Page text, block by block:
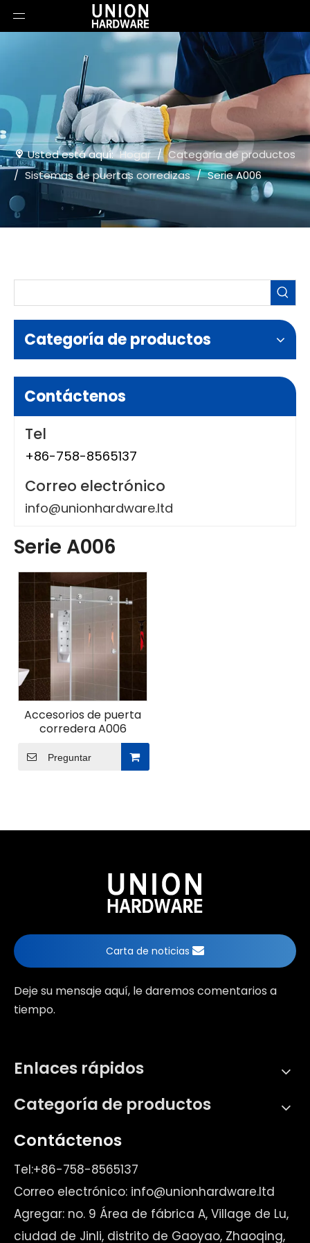
Usted está aquí: Hogar / Categoría de productos
/ Sistemas de puertas corredizas / Serie A006
Categoría de productos
Contáctenos
Tel
+86-758-8565137
Correo electrónico
info@unionhardware.ltd
Serie A006
Accesorios de puerta
corredera A006
Preguntar
Carta de noticias
Deje su mensaje aquí, le daremos comentarios a
tiempo.
Enlaces rápidos
Categoría de productos
Contáctenos
Tel:+86-758-8565137
Correo electrónico: info@unionhardware.ltd
Agregar: no. 9 Área de fábrica A, Village de Lu,
ciudad de Jinli, distrito de Gaoyao, Zhaoqing,